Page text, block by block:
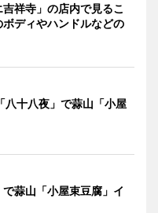
吉祥寺」の店内で見るこ
ディやハンドルなどの
八十八夜」で蒜山「小屋
蒜山「小屋束豆腐」イ